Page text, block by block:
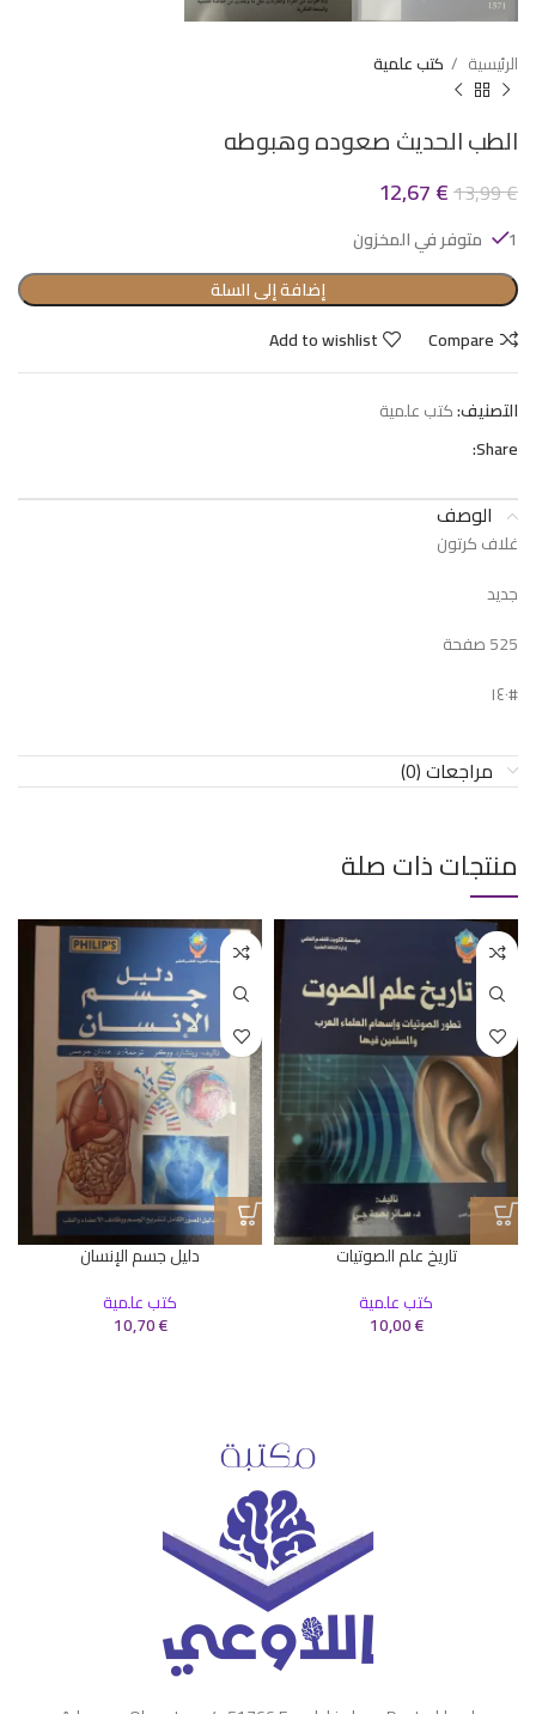
الرئيسية كتب علمية
الطب الحديث صعوده وهبوطه
13,99€
12,67€
1 متوفر في المخزون
إضافة إلى السلة
Compare
Add to wishlist
التصنيف:كتب علمية
Share:
الوصف
غلاف كرتون
جديد
525 صفحة
#١٤٠
مراجعات (0)
منتجات ذات صلة
تاريخ علم الصوتيات
كتب علمية
10,00€
دليل جسم الإنسان
كتب علمية
10,70€